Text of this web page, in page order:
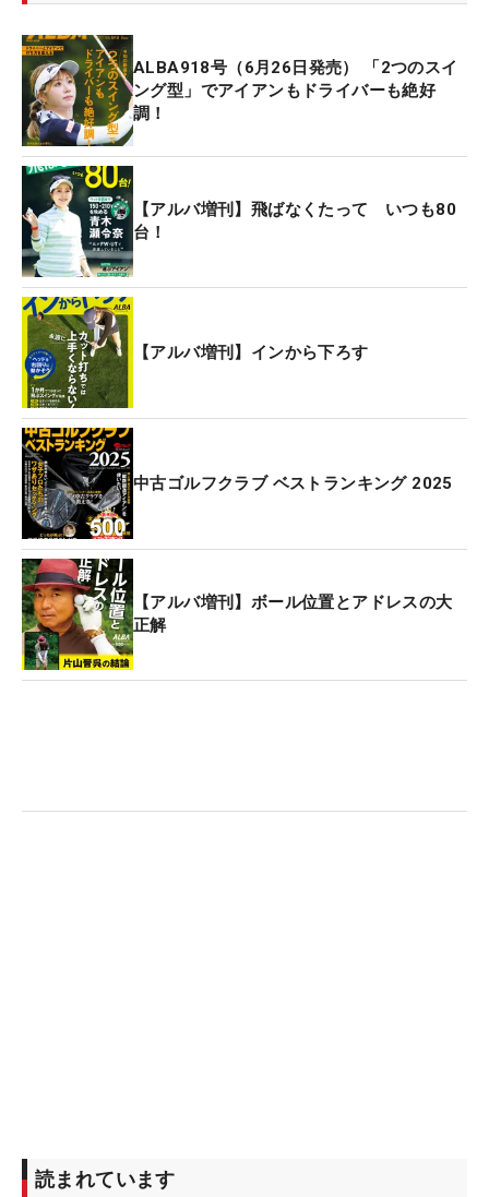
ALBA918号（6月26日発売） 「2つのスイ
ング型」でアイアンもドライバーも絶好
調！
【アルバ増刊】飛ばなくたって いつも80
台！
【アルバ増刊】インから下ろす
中古ゴルフクラブ ベストランキング 2025
【アルバ増刊】ボール位置とアドレスの大
正解
読まれています